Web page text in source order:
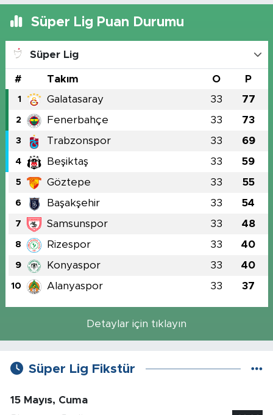
Süper Lig Puan Durumu
Süper Lig
# Takım O P
1 Galatasaray 33 77
2 Fenerbahçe 33 73
3 Trabzonspor 33 69
4 Beşiktaş 33 59
5 Göztepe 33 55
6 Başakşehir 33 54
7 Samsunspor 33 48
8 Rizespor 33 40
9 Konyaspor 33 40
10 Alanyaspor 33 37
Detaylar için tıklayın
Süper Lig Fikstür
15 Mayıs, Cuma